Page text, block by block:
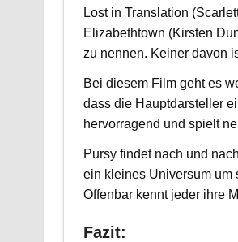
Lost in Translation
Elizabethtown (Kirsten
zu nennen. Keiner davon
Bei diesem Film geht es
dass die Hauptdarsteller
hervorragend und spielt
Pursy findet nach und
ein kleines Universum um
Offenbar kennt jeder ihre
Fazit: